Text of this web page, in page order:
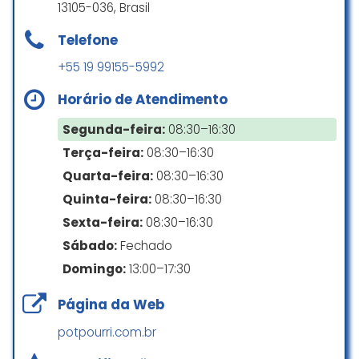
Empresa que acolhe a comunidade LGBTQ+
Espaço seguro para pessoas transgênero
Cartão de crédito
Cartão de débito
Pagamentos por dispositivo móvel via NFC
Crianças
Tem fraldários
coberta quanto a parte externa
Realizamos nosso casamento no
Espaço Supremo e só temos
elogios. A estrutura é muito boa,
com todos os recursos que uma
festa dessa importância pedem. A
comida é deliciosíssima! Os
funcionários são todos muito
solicitados e comprometidos. O
preço é justo. Com certeza
13105-036, Brasil
Telefone
+55 19 99155-5992
Horário de Atendimento
Segunda-feira: 08:30–16:30
Terça-feira: 08:30–16:30
Quarta-feira: 08:30–16:30
Quinta-feira: 08:30–16:30
Sexta-feira: 08:30–16:30
Sábado:Fechado
Domingo:13:00–17:30
Página da Web
potpourri.com.br